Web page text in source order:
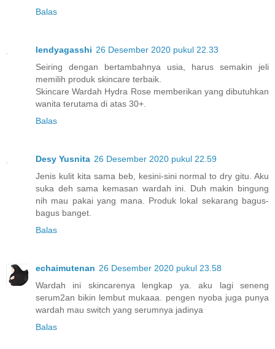
Balas
lendyagasshi 26 Desember 2020 pukul 22.33
Seiring dengan bertambahnya usia, harus semakin jeli
memilih produk skincare terbaik.
Skincare Wardah Hydra Rose memberikan yang dibutuhkan
wanita terutama di atas 30+.
Balas
Desy Yusnita 26 Desember 2020 pukul 22.59
Jenis kulit kita sama beb, kesini-sini normal to dry gitu. Aku
suka deh sama kemasan wardah ini. Duh makin bingung
nih mau pakai yang mana. Produk lokal sekarang bagus-
bagus banget.
Balas
echaimutenan 26 Desember 2020 pukul 23.58
Wardah ini skincarenya lengkap ya. aku lagi seneng
serum2an bikin lembut mukaaa. pengen nyoba juga punya
wardah mau switch yang serumnya jadinya
Balas